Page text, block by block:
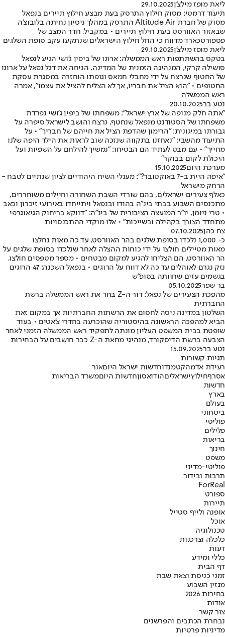
ליאת מופז מילצ'ן29.10.2025
תיעוד דרמטי: מסוק חילוץ התרסק בעת מבצע חילוץ תיירים בנפאל
מסוק של חברת Altitude Air התרסק במהלך ניסיון נחיתה בלובוצ’ה
שבאזור האוורסט בעת חילוץ תיירים • במקביל, חדר המצב של
פספורטכארד מדווח כי החל חילוץ הישראלים שנתקעו עקב סופת השלגים
ליאת מופז מילצ'ן29.10.2025
בטקס בהשתתפות ראש הממשלה: ארונו של ביפין ג'ושי הגיע לנפאל
סושילה קרקי, המנהיגה הזמנית של המדינה, הניחה את דגל נפאל על ארונו
של החטוף שנרצח על ידי מחבלי חמאס וגופתו הוחזרה במסגרת עסקת
החטופים • "הוא הציל את חבריו, אך לא הצליח להציל את עצמו", אמרה
ראש הממשלה
נטע בר20.10.2025
"אתה חלק מנופה של ארץ ישראל": משפחתו של ביפין ג'ושי נפרדת
משפחתו של הסטודנט מנפאל שנחטף, נרצח והושב לישראל סיפרה על
גבורתו במיגונית: "הרימון שהדפת הציל את חייהם של חבריך" • על
התיעוד מהשבי: "נאחזנו בתקווה שנזכה שוב לראות את הילד היפה שלנו
מחייך" • עם מבט לעתיד הם הבטיחו: "נמשיך להילחם על השפיות ועל
היכולת לקום בבוקר"
מערכת היום15.10.2025
"איפה היית ב-7 באוקטובר?": מעגלי השיח היהודיים לציון שנתיים לטבח -
הרחק מישראל
כאלף צעירים ישראלים, בהם שורדי השבת השחורה וחיילים משוחררים,
מתכנסים השבוע בבתי בינ"ה בהודו ובנפאל ויתייחדו באירועי זיכרון וכאב
• טרי ניומן, יו"ר המועצה הציבורית של בינ"ה: "דווקא בריחוק הגיאוגרפי
מתחדד הצורך בקהילה ובשייכות" • אלו מוקדי ההתכנסויות
צח כהן07.10.2025
כ- 1,000 נלכדו בסופת שלגים בהר האוורסט, עד כה מאות נחלצו
מאות מטיילים חולצו על ידי כוחות ההצלה לאחר שנלכדו בסופת שלגים על
הר האוורסט, הם הצליחו להגיע למקום מבטחים • מספר מטפסים חולצו,
נזק נגרם לאוהלים עד כה לא דווח על הרוגים • בנפאל השכנה: 47 הרוגים
בגשמים עזים שחוותה בסופ"ש
בר שפר05.10.2025
מהפכת הצעירים של נפאל: דור ה-Z בחר את ראש הממשלה ברשת
החברתית
השלטון במדינה ניסה לחסום את הרשתות החברתיות אך במקום זאת
הביא למהפכה הראשונה בהיסטוריה שהוכרעה בחדרי צ'אטים • בעוד
שופטת בבית המשפט העליון מונתה לתפקיד ראש הממשלה הזמני לאחר
הצבעה ברשת הדיסקורד, מנהיגי מחאת ה-Z כבר חושבים על הבחירות
נטע בר15.09.2025
תגיות קשורות
רעידת אדמהקטמנדוחדשות ישראל היוםאור
אסרףחילוץישראליםהודואסוןחדשות היוםמשרד הבריאות
חדשות
בארץ
בעולם
ביטחוני
פוליטי
פלילים
בריאות
חינוך
משפט
פוליטי-מדיני
תרבות ובידור
ForReal
ספורט
תיירות
אופנה ולייף סטייל
אוכל
טכנולוגיה
כלכלה וצרכנות
דעות
כללי ומידע
דף הבית
זמני כניסת וצאת שבת
מגזין השבוע
בחירות 2026
אודות
צור קשר
נבחרת הכתבים והפרשנים
מדיניות פרטיות